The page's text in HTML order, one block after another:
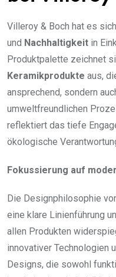
Villeroy & Boch hat es
und Nachhaltigkeit in
Produktpalette zeichnet
Keramikprodukte aus,
ansprechend, sondern
umweltfreundlichen
reflektiert das tiefe
ökologische
Fokussierung auf
Die Designphilosophie
eine klare Linienführung
allen Produkten
innovativer Technologien
Designs, die sowohl